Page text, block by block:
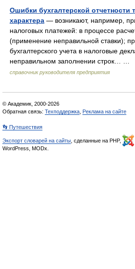
Ошибки бухгалтерской отчетности
характера — возникают, например,
налоговых платежей: в процессе
(применение неправильной ставки);
бухгалтерского учета в налоговые
неправильном заполнении строк… …
справочник руководителя предприятия
© Академик, 2000-2026
Обратная связь: Техподдержка Реклама на сайте
👣 Путешествия
Экспорт словарей на сайты , сделанные на PHP,
WordPress, MODx.